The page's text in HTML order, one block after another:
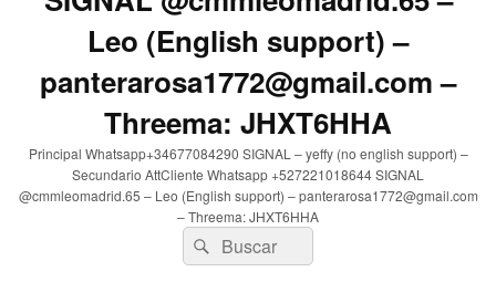
Leo (English support) –
panterarosa1772@gmail.com –
Threema: JHXT6HHA
Principal Whatsapp+34677084290 SIGNAL – yeffy (no english support) –
Secundario AttCliente Whatsapp +527221018644 SIGNAL
@cmmleomadrid.65 – Leo (English support) – panterarosa1772@gmail.com
– Threema: JHXT6HHA
Buscar
por:
Buscar